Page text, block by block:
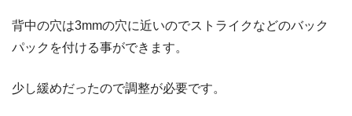
背中の穴は3mmの穴に近いのでストライクなどのバック
パックを付ける事ができます。
少し緩めだったので調整が必要です。